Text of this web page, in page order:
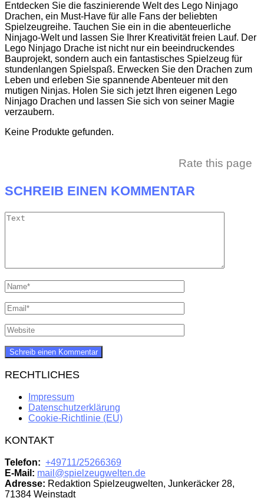
Entdecken Sie die faszinierende Welt des Lego Ninjago
Drachen, ein Must-Have für alle Fans der beliebten
Spielzeugreihe. Tauchen Sie ein in die abenteuerliche
Ninjago-Welt und lassen Sie Ihrer Kreativität freien Lauf. Der
Lego Ninjago Drache ist nicht nur ein beeindruckendes
Bauprojekt, sondern auch ein fantastisches Spielzeug für
stundenlangen Spielspaß. Erwecken Sie den Drachen zum
Leben und erleben Sie spannende Abenteuer mit den
mutigen Ninjas. Holen Sie sich jetzt Ihren eigenen Lego
Ninjago Drachen und lassen Sie sich von seiner Magie
verzaubern.
Keine Produkte gefunden.
Rate this page
SCHREIB EINEN KOMMENTAR
RECHTLICHES
Impressum
Datenschutzerklärung
Cookie-Richtlinie (EU)
KONTAKT
Telefon: +49711/25266369
E-Mail: mail@spielzeugwelten.de
Adresse: Redaktion Spielzeugwelten, Junkeräcker 28,
71384 Weinstadt